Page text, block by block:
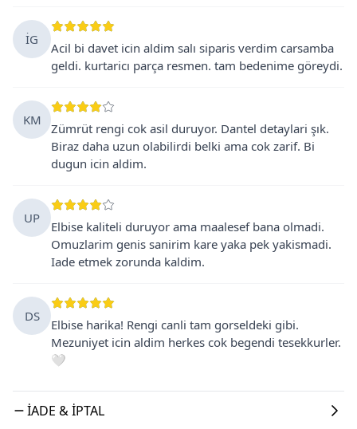
İG
Acil bi davet icin aldim salı siparis verdim carsamba
geldi. kurtaricı parça resmen. tam bedenime göreydi.
KM
Zümrüt rengi cok asil duruyor. Dantel detaylari şık.
Biraz daha uzun olabilirdi belki ama cok zarif. Bi
dugun icin aldim.
UP
Elbise kaliteli duruyor ama maalesef bana olmadi.
Omuzlarim genis sanirim kare yaka pek yakismadi.
Iade etmek zorunda kaldim.
DS
Elbise harika! Rengi canli tam gorseldeki gibi.
Mezuniyet icin aldim herkes cok begendi tesekkurler.
🤍
İADE & İPTAL